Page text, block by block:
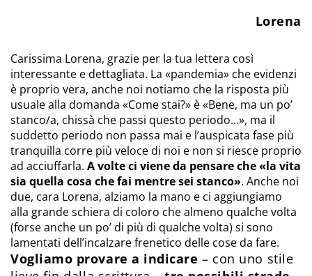
Lorena
Carissima Lorena, grazie per la tua lettera così
interessante e dettagliata. La «pandemia» che evidenzi
è proprio vera, anche noi notiamo che la risposta più
usuale alla domanda «Come stai?» è «Bene, ma un po’
stanco/a, chissà che passi questo periodo…», ma il
suddetto periodo non passa mai e l’auspicata fase più
tranquilla corre più veloce di noi e non si riesce proprio
ad acciuffarla. A volte ci viene da pensare che «la vita
sia quella cosa che fai mentre sei stanco». Anche noi
due, cara Lorena, alziamo la mano e ci aggiungiamo
alla grande schiera di coloro che almeno qualche volta
(forse anche un po’ di più di qualche volta) si sono
lamentati dell’incalzare frenetico delle cose da fare.
Vogliamo provare a indicare – con uno stile